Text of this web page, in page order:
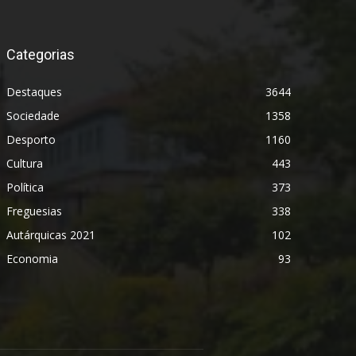
Categorias
Destaques
3644
Sociedade
1358
Desporto
1160
Cultura
443
Política
373
Freguesias
338
Autárquicas 2021
102
Economia
93